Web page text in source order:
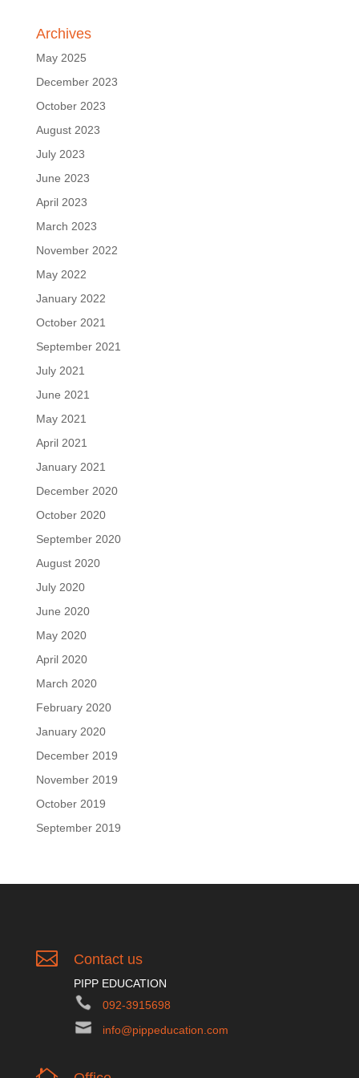
Archives
May 2025
December 2023
October 2023
August 2023
July 2023
June 2023
April 2023
March 2023
November 2022
May 2022
January 2022
October 2021
September 2021
July 2021
June 2021
May 2021
April 2021
January 2021
December 2020
October 2020
September 2020
August 2020
July 2020
June 2020
May 2020
April 2020
March 2020
February 2020
January 2020
December 2019
November 2019
October 2019
September 2019
 Contact us
PIPP EDUCATION
092-3915698
info@pippeducation.com